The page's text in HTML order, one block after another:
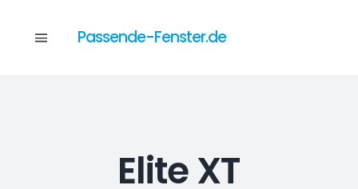
Toggle
Dienstleistungen
Passende-Fenster.de
Elite XT